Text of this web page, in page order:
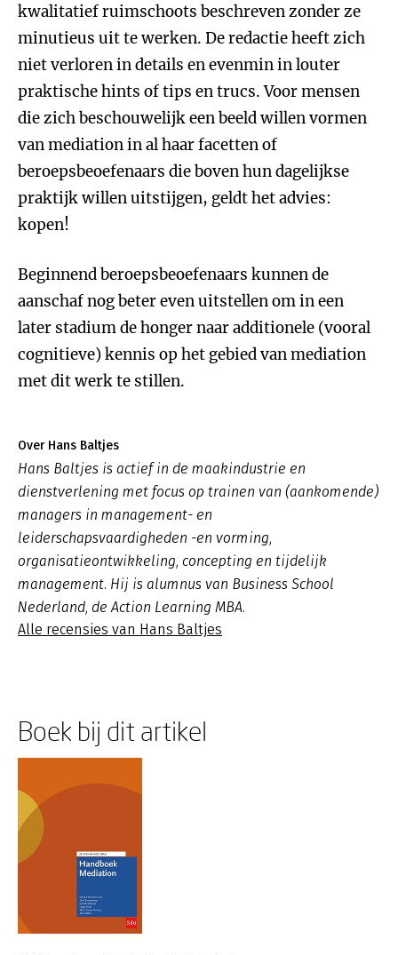
kwalitatief ruimschoots beschreven zonder ze
minutieus uit te werken. De redactie heeft zich
niet verloren in details en evenmin in louter
praktische hints of tips en trucs. Voor mensen
die zich beschouwelijk een beeld willen vormen
van mediation in al haar facetten of
beroepsbeoefenaars die boven hun dagelijkse
praktijk willen uitstijgen, geldt het advies:
kopen!
Beginnend beroepsbeoefenaars kunnen de
aanschaf nog beter even uitstellen om in een
later stadium de honger naar additionele (vooral
cognitieve) kennis op het gebied van mediation
met dit werk te stillen.
Over Hans Baltjes
Hans Baltjes is actief in de maakindustrie en
dienstverlening met focus op trainen van (aankomende)
managers in management- en
leiderschapsvaardigheden -en vorming,
organisatieontwikkeling, concepting en tijdelijk
management. Hij is alumnus van Business School
Nederland, de Action Learning MBA.
Alle recensies van Hans Baltjes
Boek bij dit artikel